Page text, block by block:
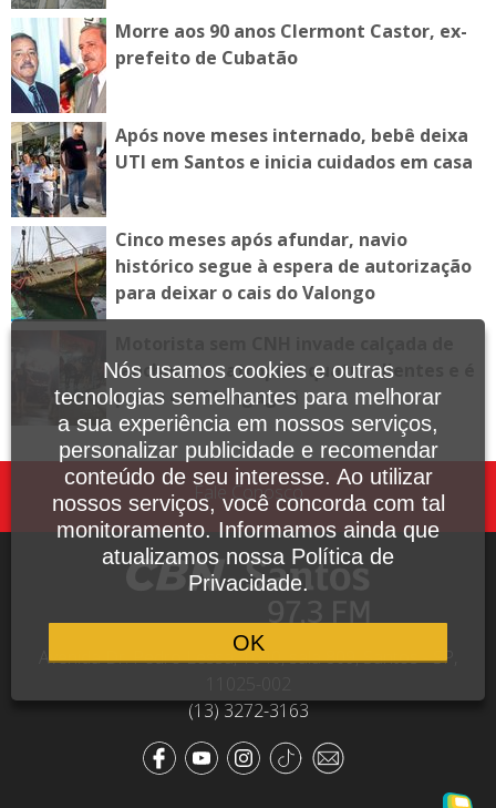
Morre aos 90 anos Clermont Castor, ex-
prefeito de Cubatão
Após nove meses internado, bebê deixa
UTI em Santos e inicia cuidados em casa
Cinco meses após afundar, navio
histórico segue à espera de autorização
para deixar o cais do Valongo
lanchonete, atropela quatro clientes e é
preso em Mongaguá
Fale Conosco
Avenida Dr. Pedro Lessa, 1640, sala 809, Santos - SP,
(13) 3272-3163
Nós usamos cookies e outras
tecnologias semelhantes para melhorar
a sua experiência em nossos serviços,
personalizar publicidade e recomendar
conteúdo de seu interesse. Ao utilizar
nossos serviços, você concorda com tal
monitoramento. Informamos ainda que
atualizamos nossa Política de
Privacidade.
OK